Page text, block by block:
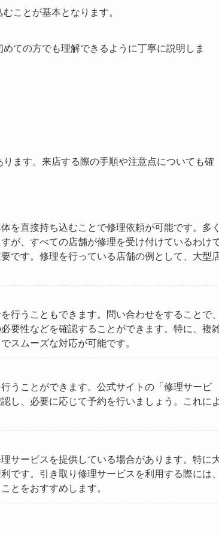
ことが基本となります。
ての方でも理解できるように丁寧に説明しま
ます。来店する際の手順や注意点についても確
を直接持ち込むことで修理依頼が可能です。多く
が、すべての店舗が修理を受け付けているわけ
です。修理を行っている店舗の例として、大型
行うこともできます。問い合わせをすることで、
要性などを確認することができます。特に、複
スムーズな対応が可能です。
うことができます。公式サイトの「修理サービ
し、必要に応じて予約を行いましょう。これによ
サービスを提供している場合があります。特に
です。引き取り修理サービスを利用する際には、
とをおすすめします。